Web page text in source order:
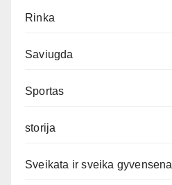
Rinka
Saviugda
Sportas
storija
Sveikata ir sveika gyvensena